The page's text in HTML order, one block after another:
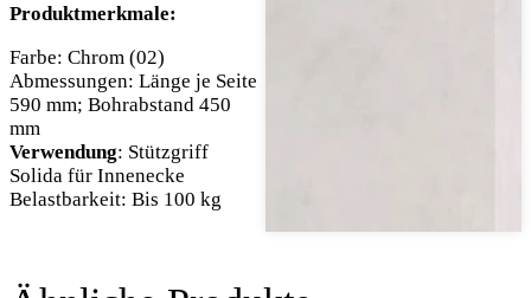
Produktmerkmale:
Farbe: Chrom (02)
Abmessungen: Länge je Seite
590 mm; Bohrabstand 450
mm
Verwendung: Stützgriff
Solida für Innenecke
Belastbarkeit: Bis 100 kg